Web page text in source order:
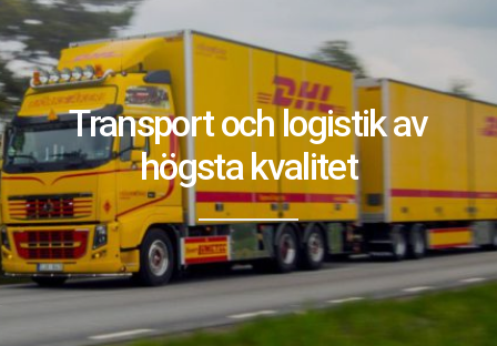
Transport och logistik av
högsta kvalitet